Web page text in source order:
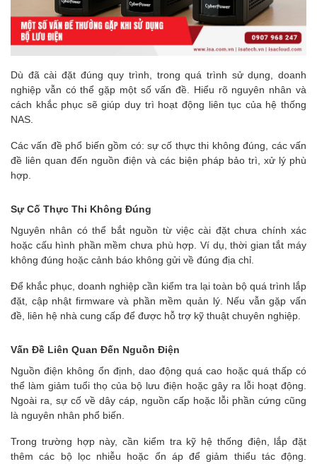
Dù đã cài đặt đúng quy trình, trong quá trình sử dụng, doanh
nghiệp vẫn có thể gặp một số vấn đề. Hiểu rõ nguyên nhân và
cách khắc phục sẽ giúp duy trì hoạt động liên tục của hệ thống
NAS.
Các vấn đề phổ biến gồm có: sự cố thực thi không đúng, các vấn
đề liên quan đến nguồn điện và các biện pháp bảo trì, xử lý phù
hợp.
Sự Cố Thực Thi Không Đúng
Nguyên nhân có thể bắt nguồn từ việc cài đặt chưa chính xác
hoặc cấu hình phần mềm chưa phù hợp. Ví dụ, thời gian tắt máy
không đúng hoặc cảnh báo không gửi về đúng địa chỉ.
Để khắc phục, doanh nghiệp cần kiểm tra lại toàn bộ quá trình lắp
đặt, cập nhật firmware và phần mềm quản lý. Nếu vẫn gặp vấn
đề, liên hệ nhà cung cấp để được hỗ trợ kỹ thuật chuyên nghiệp.
Vấn Đề Liên Quan Đến Nguồn Điện
Nguồn điện không ổn định, dao động quá cao hoặc quá thấp có
thể làm giảm tuổi thọ của bộ lưu điện hoặc gây ra lỗi hoạt động.
Ngoài ra, sự cố về dây cáp, nguồn cấp hoặc lỗi phần cứng cũng
là nguyên nhân phổ biến.
Trong trường hợp này, cần kiểm tra kỹ hệ thống điện, lắp đặt
thêm các bộ lọc nhiễu hoặc ổn áp để giảm thiểu tác động.